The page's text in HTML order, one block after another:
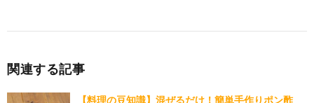
関連する記事
【料理の豆知識】混ぜるだけ！簡単手作りポン酢